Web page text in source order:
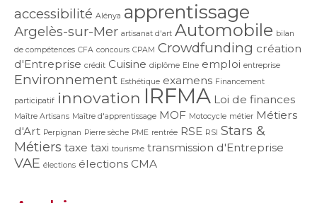
accessibilité Alénya apprentissage
Argelès-sur-Mer artisanat d'art Automobile bilan
de compétences CFA concours CPAM Crowdfunding création
d'Entreprise crédit Cuisine diplôme Elne emploi entreprise
Environnement Esthétique examens Financement
participatif innovation IRFMA Loi de finances
Maître Artisans Maître d'apprentissage MOF Motocycle métier Métiers
d'Art Perpignan Pierre sèche PME rentrée RSE RSI Stars &
Métiers taxe taxi tourisme transmission d'Entreprise
VAE élections élections CMA